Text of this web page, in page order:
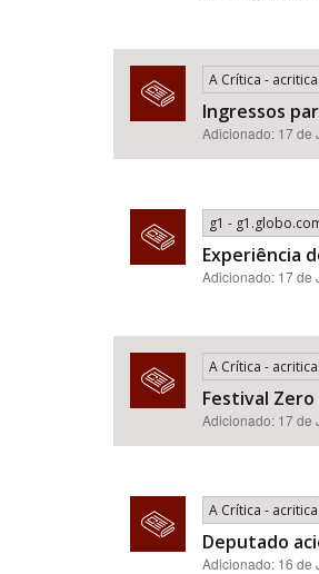
A Crítica -
Ingressos
Adicionado: 17 de
g1 -
Experiência
Adicionado: 17 de
A Crítica -
Festival
Adicionado: 17 de
A Crítica -
Deputado
Adicionado: 16 de